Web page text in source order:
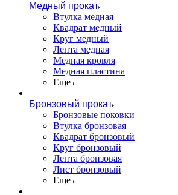
Медный прокат
Втулка медная
Квадрат медный
Круг медный
Лента медная
Медная кровля
Медная пластина
Еще
Бронзовый прокат
Бронзовые поковки
Втулка бронзовая
Квадрат бронзовый
Круг бронзовый
Лента бронзовая
Лист бронзовый
Еще